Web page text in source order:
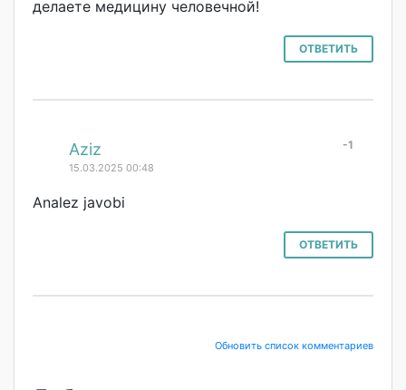
делаете медицину человечной!
ОТВЕТИТЬ
-1
Aziz
15.03.2025 00:48
Analez javobi
ОТВЕТИТЬ
Обновить список комментариев